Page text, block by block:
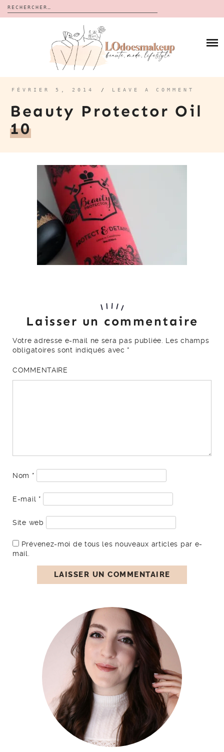
Rechercher :
CALENDRIERS DE L’AVENT
BON PLAN
À PROPOS
CONTACT
FÉVRIER 5, 2014 / LEAVE A COMMENT
Beauty Protector Oil
10
Laisser un commentaire
Votre adresse e-mail ne sera pas publiée.
Les champs
obligatoires sont indiqués avec *
COMMENTAIRE
Nom *
E-mail *
Site web
Prévenez-moi de tous les nouveaux articles par e-
mail.